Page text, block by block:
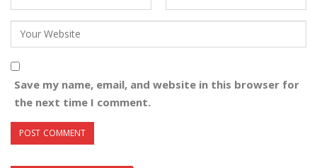
Save my name, email, and website in this browser for
the next time I comment.